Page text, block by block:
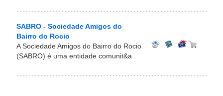
SABRO - Sociedade Amigos do
Bairro do Rocio
A Sociedade Amigos do Bairro do Rocio
(SABRO) é uma entidade comunit&a